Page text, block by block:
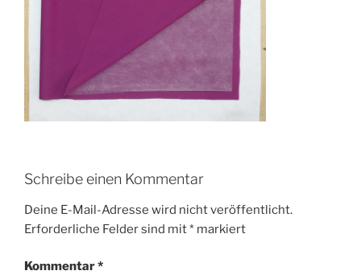
Schreibe einen Kommentar
Deine E-Mail-Adresse wird nicht veröffentlicht.
Erforderliche Felder sind mit* markiert
Kommentar*